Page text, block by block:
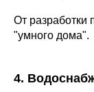
От разработки
"умного дома".
4.